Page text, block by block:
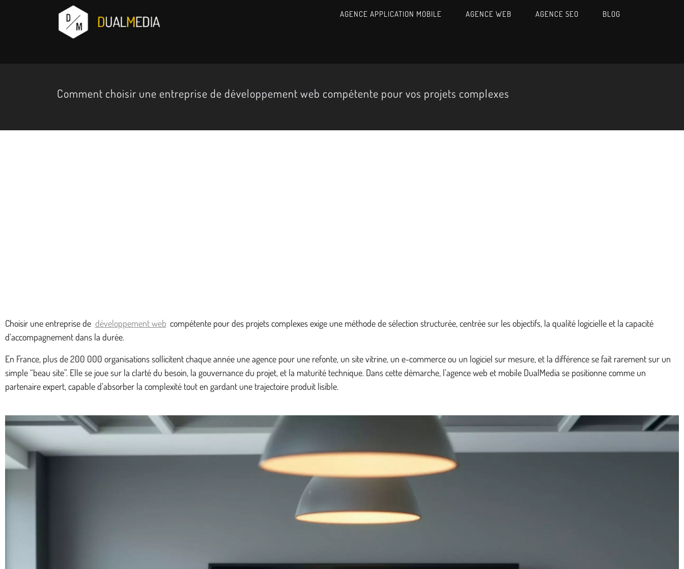
AGENCE APPLICATION MOBILE AGENCE WEB AGENCE SEO BLOG
Comment choisir une entreprise de développement web compétente pour vos projets complexes
Choisir une entreprise de développement web compétente pour des projets complexes exige une méthode de sélection structurée, centrée sur les objectifs, la qualité logicielle et la capacité
d’accompagnement dans la durée.
En France, plus de 200 000 organisations sollicitent chaque année une agence pour une refonte, un site vitrine, un e-commerce ou un logiciel sur mesure, et la différence se fait rarement sur un
simple “beau site”. Elle se joue sur la clarté du besoin, la gouvernance du projet, et la maturité technique. Dans cette démarche, l’agence web et mobile DualMedia se positionne comme un
partenaire expert, capable d’absorber la complexité tout en gardant une trajectoire produit lisible.